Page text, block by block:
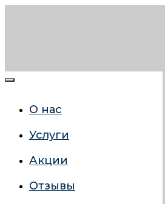
О нас
Услуги
Акции
Отзывы